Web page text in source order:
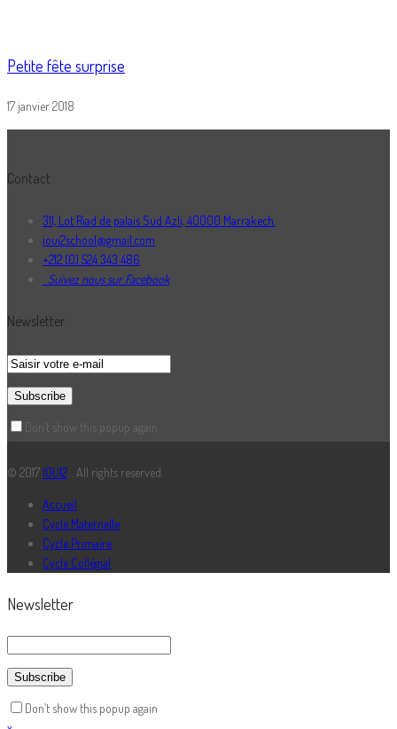
Petite fête surprise
17 janvier 2018
Contact
311, Lot Riad de palais Sud Azli, 40000 Marrakech.
ioui2school@gmail.com
+212 (0) 524 343 486
Suivez nous sur Facebook
Newsletter
Don’t show this popup again
© 2017 IOUI2 . . All rights reserved.
Accueil
Cycle Maternelle
Cycle Primaire
Cycle Collégial
Newsletter
Don’t show this popup again